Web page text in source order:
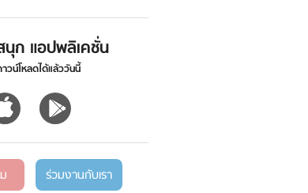
นุก แอปพลิเคชั่น
วน์โหลดได้แล้ววันนี้
ร่วมงานกับเรา